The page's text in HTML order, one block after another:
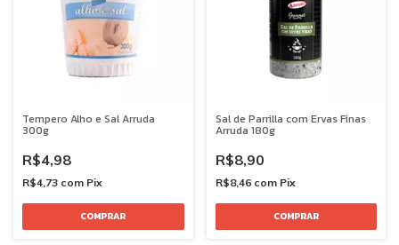
Tempero Alho e Sal Arruda
300g
R$4,98
R$4,73 com Pix
Sal de Parrilla com Ervas Finas
Arruda 180g
R$8,90
R$8,46 com Pix